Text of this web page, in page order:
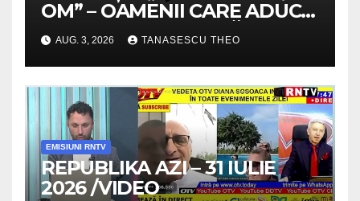
OM” – OAMENII CARE ADUC
VALOARE COMUNITĂȚII /
SECRETELE SUCCESULUI
/VIDEO
AUG. 3, 2026 TANASESCU THEO
EMISIUNI RNTV
REPUBLIKA AZI – 31 IULIE
2026 /VIDEO